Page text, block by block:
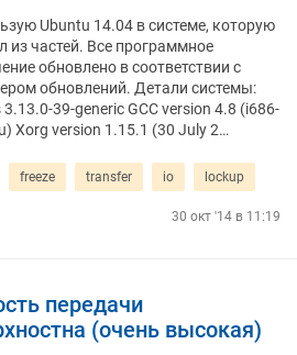
Ubuntu 14.04 в системе, которую
из частей. Все программное
обновлено в соответствии с
обновлений. Детали системы:
3.13.0-39-generic GCC version 4.8 (i686-
Xorg version 1.15.1 (30 July 2…
freeze transfer io lockup
30 окт '14 в 11:19
передачи
(очень высокая)